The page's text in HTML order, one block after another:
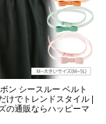
ン シースルー ベルト
けでトレンドスタイル |
の通販ならハッピーマ